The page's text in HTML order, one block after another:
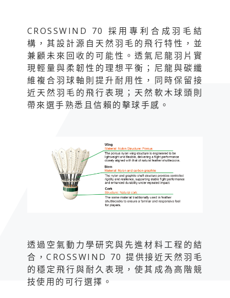
CROSSWIND 70 採用專利合成羽毛結
構，其設計源自天然羽毛的飛行特性，並
兼顧未來回收的可能性。透氣尼龍羽片實
現輕量與柔韌性的理想平衡；尼龍與碳纖
維複合羽球軸則提升耐用性，同時保留接
近天然羽毛的飛行表現；天然軟木球頭則
帶來選手熟悉且信賴的擊球手感。
透過空氣動力學研究與先進材料工程的結
合，CROSSWIND 70 提供接近天然羽毛
的穩定飛行與耐久表現，使其成為高階競
技使用的可行選擇。